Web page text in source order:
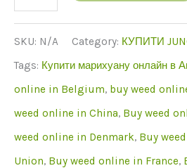
Jungle
Boys
Citron
Cookies
SKU: N/A Category: КУПИТИ
Tags: Купити марихуану онлайн в
online in Belgium, buy weed
weed online in China, Buy weed
weed online in Denmark, Buy
Union, Buy weed online in France,